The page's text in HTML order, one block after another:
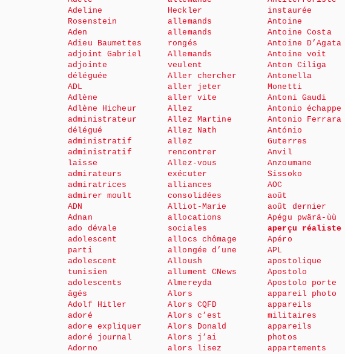
Adeline
Rosenstein
Aden
Adieu Baumettes
adjoint Gabriel
adjointe
déléguée
ADL
Adlène
Adlène Hicheur
administrateur
délégué
administratif
administratif
laisse
admirateurs
admiratrices
admirer moult
ADN
Adnan
ado dévale
adolescent
parti
adolescent
tunisien
adolescents
âgés
Adolf Hitler
adoré
adore expliquer
adoré journal
Adorno
Heckler
allemands
allemands
rongés
Allemands
veulent
Aller chercher
aller jeter
aller vite
Allez
Allez Martine
Allez Nath
allez
rencontrer
Allez-vous
exécuter
alliances
consolidées
Alliot-Marie
allocations
sociales
allocs chômage
allongée d’une
Alloush
allument CNews
Almereyda
Alors
Alors CQFD
Alors c’est
Alors Donald
Alors j’ai
alors lisez
instaurée
Antoine
Antoine Costa
Antoine D’Agata
Antoine voit
Anton Ciliga
Antonella
Monetti
Antoni Gaudi
Antonio échappe
Antonio Ferrara
António
Guterres
Anvil
Anzoumane
Sissoko
AOC
août
août dernier
Apégu pwärä-ùù
aperçu réaliste
Apéro
APL
apostolique
Apostolo
Apostolo porte
appareil photo
appareils
militaires
appareils
photos
appartements